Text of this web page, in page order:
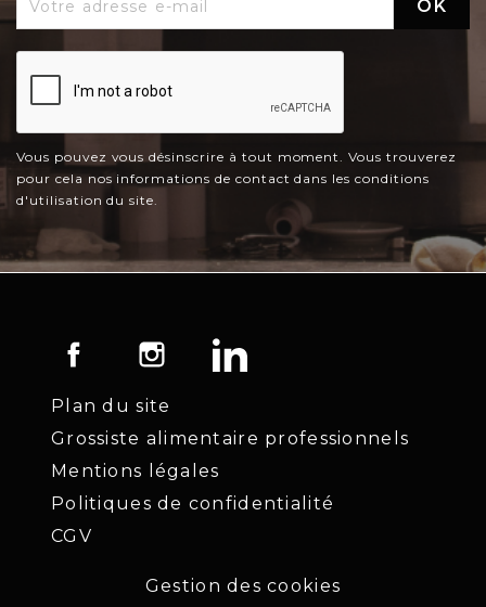
Vous pouvez vous désinscrire à tout moment. Vous trouverez
pour cela nos informations de contact dans les conditions
d'utilisation du site.
Facebook Instagram
Plan du site
Grossiste alimentaire professionnels
Mentions légales
Politiques de confidentialité
CGV
Gestion des cookies